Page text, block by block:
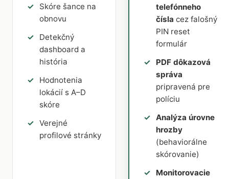
Skóre šance na
obnovu
Detekčný
dashboard a
história
Hodnotenia
lokácií s A–D
skóre
Verejné
profilové stránky
telefónneho
čísla cez falošný
PIN reset
formulár
PDF dôkazová
správa
pripravená pre
políciu
Analýza úrovne
hrozby
(behaviorálne
skórovanie)
Monitorovacie